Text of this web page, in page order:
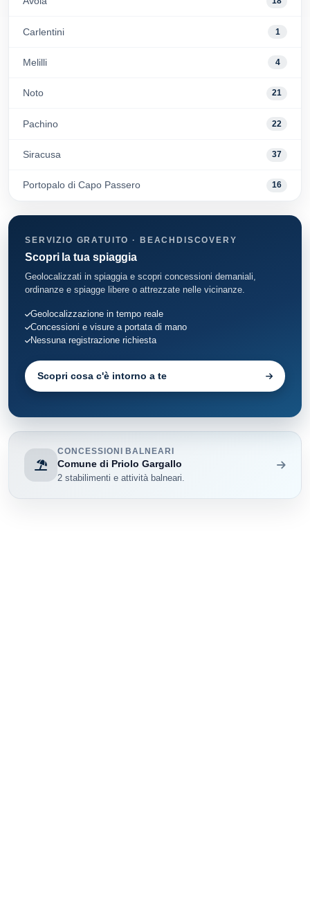
Carlentini 1
Melilli 4
Noto 21
Pachino 22
Siracusa 37
Portopalo di Capo Passero 16
SERVIZIO GRATUITO · BEACHDISCOVERY
Scopri la tua spiaggia
Geolocalizzati in spiaggia e scopri concessioni demaniali,
ordinanze e spiagge libere o attrezzate nelle vicinanze.
Geolocalizzazione in tempo reale
Concessioni e visure a portata di mano
Nessuna registrazione richiesta
Scopri cosa c'è intorno a te
CONCESSIONI BALNEARI
Comune di Priolo Gargallo
2 stabilimenti e attività balneari.